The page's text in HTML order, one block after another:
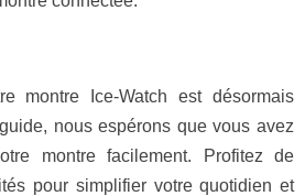
montre Ice-Watch est désormais
nous espérons que vous avez
montre facilement. Profitez de
pour simplifier votre quotidien et